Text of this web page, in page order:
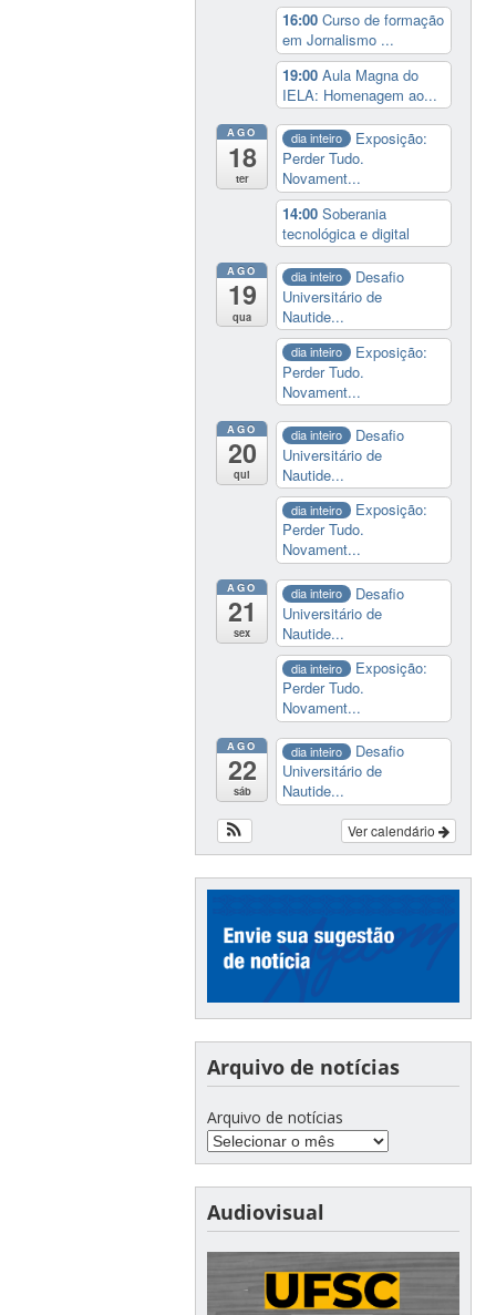
16:00Curso de formação
em Jornalismo ...
19:00Aula Magna do
IELA: Homenagem ao...
AGO
18
ter
dia inteiro
Exposição:
Perder Tudo.
Novament...
14:00Soberania
tecnológica e digital
AGO
19
qua
dia inteiro
Desafio
Universitário de
Nautide...
dia inteiro
Exposição:
Perder Tudo.
Novament...
AGO
20
qui
dia inteiro
Desafio
Universitário de
Nautide...
dia inteiro
Exposição:
Perder Tudo.
Novament...
AGO
21
sex
dia inteiro
Desafio
Universitário de
Nautide...
dia inteiro
Exposição:
Perder Tudo.
Novament...
AGO
22
sáb
dia inteiro
Desafio
Universitário de
Nautide...
Ver calendário
Arquivo de notícias
Arquivo de notícias
Audiovisual